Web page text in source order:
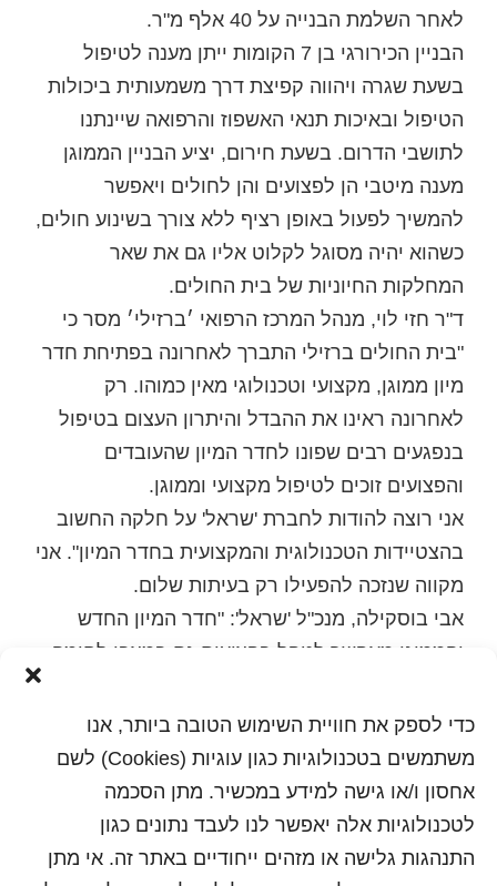
כדי לספק את חוויית השימוש הטובה ביותר, אנו
משתמשים בטכנולוגיות כגון עוגיות (Cookies) לשם
אחסון ו/או גישה למידע במכשיר. מתן הסכמה
לטכנולוגיות אלה יאפשר לנו לעבד נתונים כגון
התנהגות גלישה או מזהים ייחודיים באתר זה. אי מתן
לאחר השלמת הבנייה על 40 אלף מ"ר.
הבניין הכירורגי בן 7 הקומות ייתן מענה לטיפול
בשעת שגרה ויהווה קפיצת דרך משמעותית ביכולות
הטיפול ובאיכות תנאי האשפוז והרפואה שיינתנו
לתושבי הדרום. בשעת חירום, יציע הבניין הממוגן
מענה מיטבי הן לפצועים והן לחולים ויאפשר
להמשיך לפעול באופן רציף ללא צורך בשינוע חולים,
כשהוא יהיה מסוגל לקלוט אליו גם את שאר
המחלקות החיוניות של בית החולים.
ד"ר חזי לוי, מנהל המרכז הרפואי ׳ברזילי׳ מסר כי
"בית החולים ברזילי התברך לאחרונה בפתיחת חדר
מיון ממוגן, מקצועי וטכנולוגי מאין כמוהו. רק
לאחרונה ראינו את ההבדל והיתרון העצום בטיפול
בנפגעים רבים שפונו לחדר המיון שהעובדים
והפצועים זוכים לטיפול מקצועי וממוגן.
אני רוצה להודות לחברת 'שראל' על חלקה החשוב
בהצטיידות הטכנולוגית והמקצועית בחדר המיון". אני
מקווה שנזכה להפעילו רק בעיתות שלום.
אבי בוסקילה, מנכ"ל 'שראל': "חדר המיון החדש
והממוגן מאפשר לטפל בפצועים גם במצבי לחימה
והפצועים מפני פגיעות נוספות. אני גאה כי לחברת
'שראל' ולעובדיה יש חלק משמעותי בתהליך התכנון
וההצטיידות של חדר המיון ומודה לד"ר חזי לוי, מנהל
המרכז הרפואי, על שיתוף הפעולה הפורה בין שני
הגופים".